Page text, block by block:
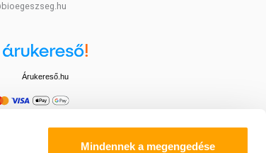
Mindennek a megengedése
Árukereső.hu